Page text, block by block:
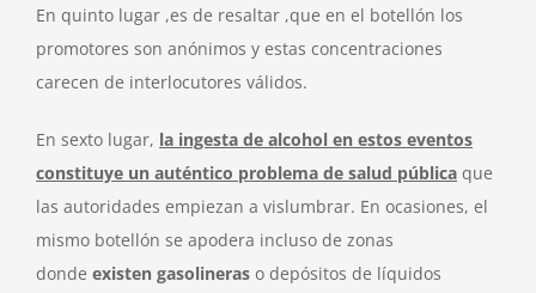
En quinto lugar ,es de resaltar ,que en el botellón los
promotores son anónimos y estas concentraciones
carecen de interlocutores válidos.
En sexto lugar, la ingesta de alcohol en estos eventos
constituye un auténtico problema de salud pública que
las autoridades empiezan a vislumbrar. En ocasiones, el
mismo botellón se apodera incluso de zonas
donde existen gasolineras o depósitos de líquidos